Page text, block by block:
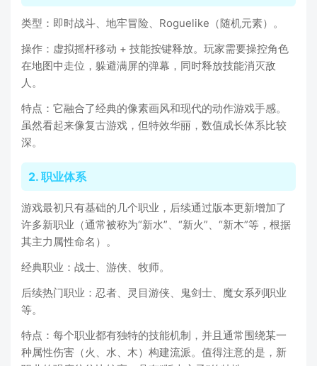
类型：即时战斗、地牢冒险、Roguelike（随机元素）。
操作：虚拟摇杆移动 + 技能按键释放。玩家需要操控角色
在地图中走位，躲避满屏的弹幕，同时释放技能消灭敌
人。
特点：它融合了经典的像素画风和现代的动作游戏手感。
虽然看起来像复古游戏，但特效华丽，数值成长体系比较
深。
2. 职业体系
游戏最初只有基础的几个职业，后续通过版本更新增加了
许多新职业（通常被称为“新水”、“新火”、“新木”等，根据
其主力属性命名）。
经典职业：战士、游侠、牧师。
后续热门职业：忍者、灵目游侠、鬼剑士、魔女系列职业
等。
特点：每个职业都有独特的技能机制，并且通常围绕某一
种属性伤害（火、水、木）构建流派。值得注意的是，新